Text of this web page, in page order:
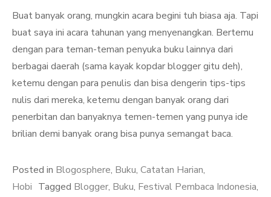
Buat banyak orang, mungkin acara begini tuh biasa aja. Tapi
buat saya ini acara tahunan yang menyenangkan. Bertemu
dengan para teman-teman penyuka buku lainnya dari
berbagai daerah (sama kayak kopdar blogger gitu deh),
ketemu dengan para penulis dan bisa dengerin tips-tips
nulis dari mereka, ketemu dengan banyak orang dari
penerbitan dan banyaknya temen-temen yang punya ide
brilian demi banyak orang bisa punya semangat baca.
Posted in Blogosphere, Buku, Catatan Harian,
Hobi Tagged Blogger, Buku, Festival Pembaca Indonesia,